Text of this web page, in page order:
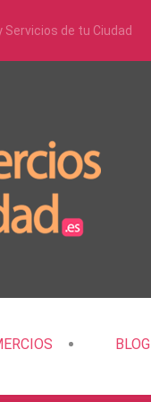
de tu Ciudad
BLOG